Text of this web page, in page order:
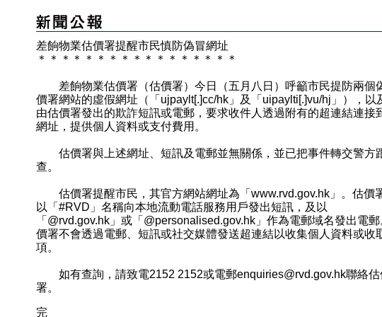
​差餉物業估價署提醒市民慎防偽冒網址
＊
＊ ＊ ＊ ＊ ＊ ＊ ＊ ＊ ＊ ＊ ＊ ＊ ＊ ＊ ＊ ＊
差餉物業估價署（估價署）今日（五月八日）呼籲市民提防兩個
價署網站的虛假網址（「ujpaylt[.]cc/hk」及「uipaylti[.]vu/hj」），以
由估價署發出的欺詐短訊或電郵，要求收件人透過附有的超連結連接
網址，提供個人資料或支付費用。
估價署與上述網址、短訊及電郵並無關係，並已把事件轉交警方
查。
估價署提醒市民，其官方網站網址為「 www.rvd.gov.hk 」。估價
以「#RVD」名稱向本地流動電話服務用戶發出短訊，及以
「@rvd.gov.hk」或「@personalised.gov.hk」作為電郵域名發出電
價署不會透過電郵、短訊或社交媒體發送超連結以收集個人資料或收
項。
如有查詢，請致電2152 2152或電郵enquiries@rvd.gov.hk聯絡估
署。
完